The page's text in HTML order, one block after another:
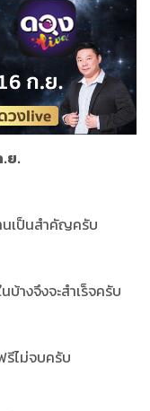
.ย.
นเป็นสำคัญครับ
บ้างจึงจะสำเร็จครับ
รีไม่จบครับ